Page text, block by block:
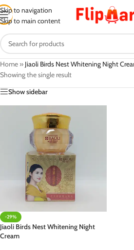
Skip to navigation
Skip to main content
Home » Jiaoli Birds Nest Whitening Night
Showing the single result
Show sidebar
-29%
Jiaoli Birds Nest Whitening Night
Cream